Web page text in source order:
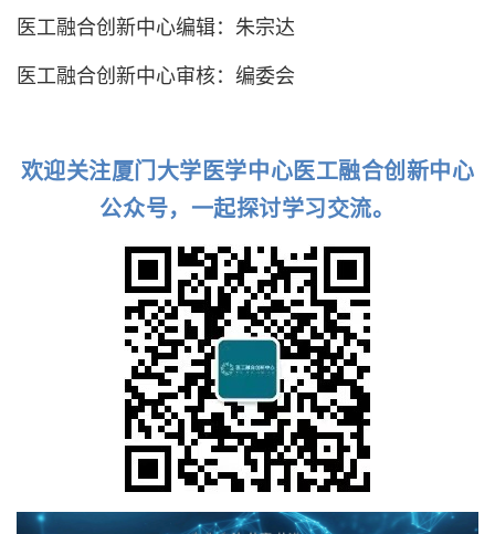
医工融合创新中心编辑：朱宗达
医工融合创新中心审核：编委会
欢迎关注厦门大学医学中心医工融合创新中心
公众号，一起探讨学习交流。